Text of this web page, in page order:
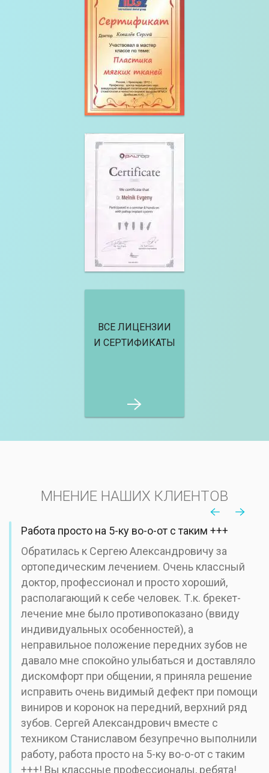
ВСЕ ЛИЦЕНЗИИ
И СЕРТИФИКАТЫ
МНЕНИЕ НАШИХ КЛИЕНТОВ
Работа просто на 5-ку во-о-от с таким +++
Обратилась к Сергею Александровичу за
ортопедическим лечением. Очень классный
доктор, профессионал и просто хороший,
располагающий к себе человек. Т.к. брекет-
лечение мне было противопоказано (ввиду
индивидуальных особенностей), а
неправильное положение передних зубов не
давало мне спокойно улыбаться и доставляло
дискомфорт при общении, я приняла решение
исправить очень видимый дефект при помощи
виниров и коронок на передний, верхний ряд
зубов. Сергей Александрович вместе с
техником Станиславом безупречно выполнили
работу, работа просто на 5-ку во-о-от с таким
+++! Вы классные профессионалы, ребята!